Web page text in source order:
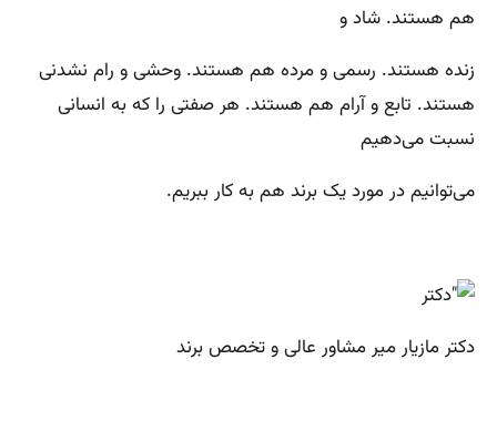
هم هستند. شاد و
زنده هستند. رسمی و مرده هم هستند. وحشی و رام نشدنی
هستند. تابع و آرام هم هستند. هر صفتی را که به انسانی
نسبت می‌دهیم
می‌توانیم در مورد یک برند هم به کار ببریم.
دکتر مازیار میر مشاور عالی و تخصص برند